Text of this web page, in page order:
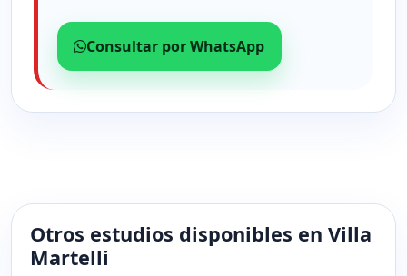
Consultar por WhatsApp
Otros estudios disponibles en Villa
Martelli